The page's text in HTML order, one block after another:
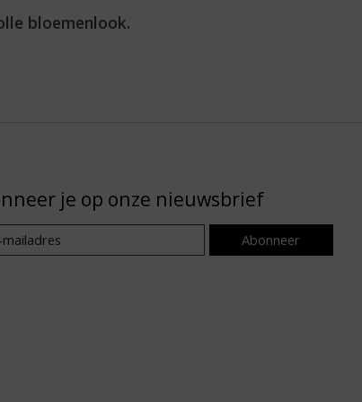
bloemenlook.
je op onze nieuwsbrief
Abonneer